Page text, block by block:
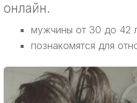
онлайн.
мужчины от 30 до 42
познакомятся для